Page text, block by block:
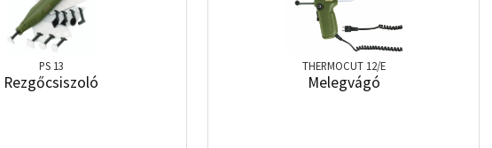
PS 13
Rezgőcsiszoló
THERMOCUT 12/E
Melegvágó